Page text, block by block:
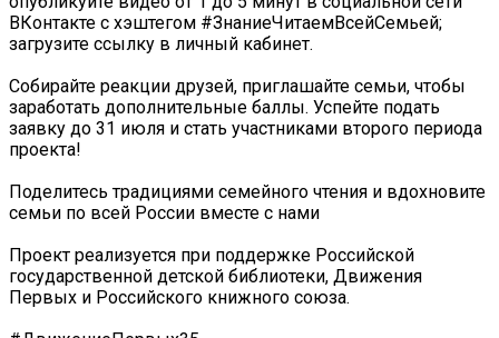
ВКонтакте с хэштегом #ЗнаниеЧитаемВсейСемьей;
загрузите ссылку в личный кабинет.
Собирайте реакции друзей, приглашайте семьи, чтобы
заработать дополнительные баллы. Успейте подать
заявку до 31 июля и стать участниками второго периода
проекта!
Поделитесь традициями семейного чтения и вдохновите
семьи по всей России вместе с нами
Проект реализуется при поддержке Российской
государственной детской библиотеки, Движения
Первых и Российского книжного союза.